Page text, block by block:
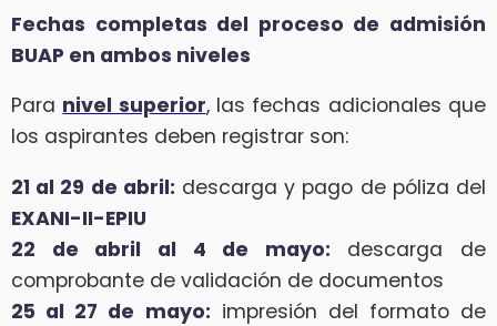
Fechas completas del proceso de admisión
BUAP en ambos niveles
Para nivel superior, las fechas adicionales que
los aspirantes deben registrar son:
21 al 29 de abril: descarga y pago de póliza del
EXANI-II-EPIU
22 de abril al 4 de mayo: descarga de
comprobante de validación de documentos
25 al 27 de mayo: impresión del formato de